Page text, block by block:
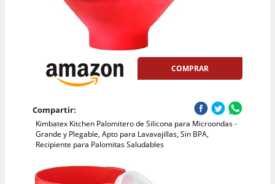
COMPRAR
Compartir:
Kimbatex Kitchen Palomitero de Silicona para Microondas -
Grande y Plegable, Apto para Lavavajillas, Sin BPA,
Recipiente para Palomitas Saludables